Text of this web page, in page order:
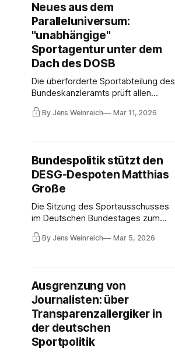
Zeug, Münchens
Olympiabewerbung nachhaltig zu
beschädigen. Hat Markus Söder sich
übernommen?
Neues aus dem
Paralleluniversum:
"unabhängige"
Sportagentur unter dem
Dach des DOSB
Die überforderte Sportabteilung des
Bundeskanzleramts prüft allen
Ernstes, die irgendwann zu
gründende Spitzensportagentur
führt. Da haben viele Funktionäre
und Politiker schlichtweg lange Zeit
gelogen.
By Jens Weinreich Mar 11, 2026
Bundespolitik stützt den
DESG-Despoten Matthias
Große
Die Sitzung des Sportausschusses
im Deutschen Bundestages zum
Thema DESG, unter Ausschluss der
Öffentlichkeit, offenbarte erneut die
rudimentäres Problembewusstsein.
Über eine undemokratisch-
intransparente Melange.
By Jens Weinreich Mar 5, 2026
Ausgrenzung von
Journalisten: über
Transparenzallergiker in
der deutschen
Sportpolitik